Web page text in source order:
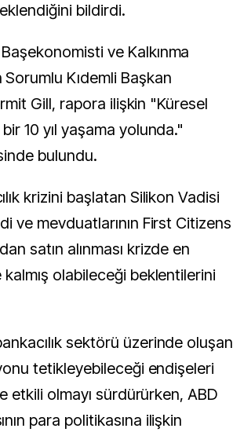
bildirdi.
ve Kalkınma
Kıdemli Başkan
Gill, rapora ilişkin "Küresel
10 yıl yaşama yolunda."
bulundu.
krizini başlatan Silikon Vadisi
ve mevduatlarının First Citizens
satın alınması krizde en
olabileceği beklentilerini
sektörü üzerinde oluşan
tetikleyebileceği endişeleri
etkili olmayı sürdürürken, ABD
para politikasına ilişkin